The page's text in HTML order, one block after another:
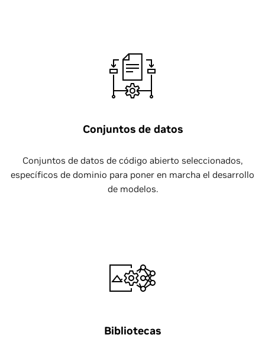
Conjuntos de datos
Conjuntos de datos de código abierto seleccionados,
específicos de dominio para poner en marcha el desarrollo
de modelos.
Bibliotecas